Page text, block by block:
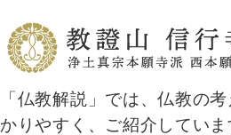
「仏教解説」では、仏教の
かりやすく、ご紹介してい